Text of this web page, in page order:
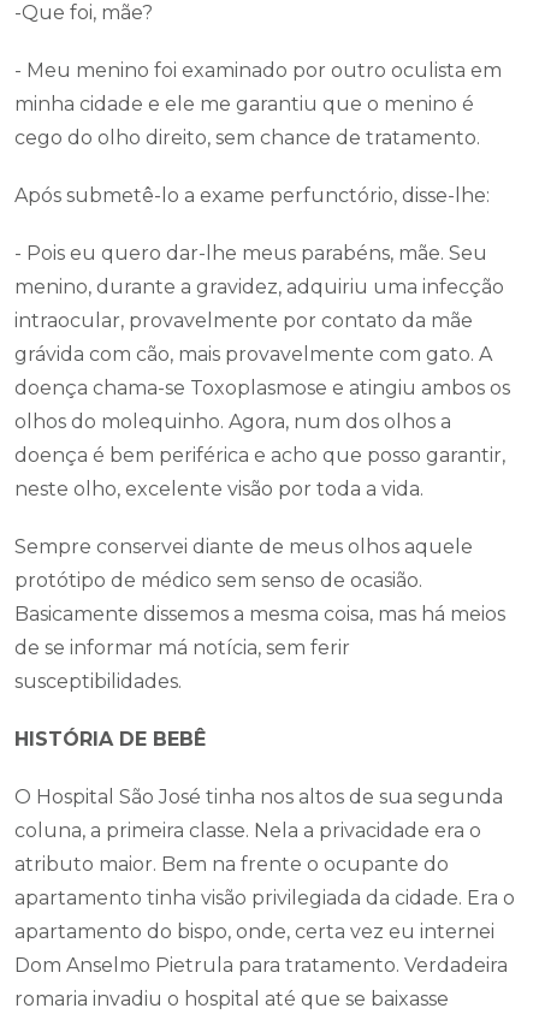
-Que foi, mãe?
- Meu menino foi examinado por outro oculista em
minha cidade e ele me garantiu que o menino é
cego do olho direito, sem chance de tratamento.
Após submetê-lo a exame perfunctório, disse-lhe:
- Pois eu quero dar-lhe meus parabéns, mãe. Seu
menino, durante a gravidez, adquiriu uma infecção
intraocular, provavelmente por contato da mãe
grávida com cão, mais provavelmente com gato. A
doença chama-se Toxoplasmose e atingiu ambos os
olhos do molequinho. Agora, num dos olhos a
doença é bem periférica e acho que posso garantir,
neste olho, excelente visão por toda a vida.
Sempre conservei diante de meus olhos aquele
protótipo de médico sem senso de ocasião.
Basicamente dissemos a mesma coisa, mas há meios
de se informar má notícia, sem ferir
susceptibilidades.
HISTÓRIA DE BEBÊ
O Hospital São José tinha nos altos de sua segunda
coluna, a primeira classe. Nela a privacidade era o
atributo maior. Bem na frente o ocupante do
apartamento tinha visão privilegiada da cidade. Era o
apartamento do bispo, onde, certa vez eu internei
Dom Anselmo Pietrula para tratamento. Verdadeira
romaria invadiu o hospital até que se baixasse